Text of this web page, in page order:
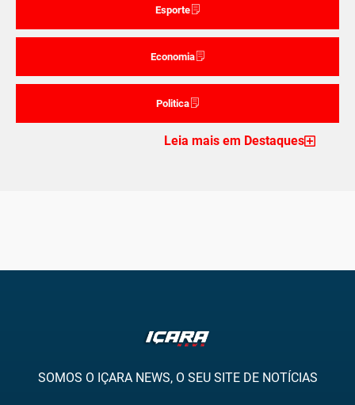
Esporte
Economia
Politica
Leia mais em Destaques
SOMOS O IÇARA NEWS, O SEU SITE DE NOTÍCIAS